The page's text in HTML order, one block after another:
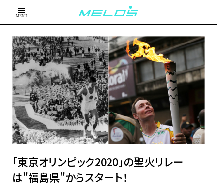
MENU
「東京オリンピック2020」の聖火リレー
は"福島県"からスタート！